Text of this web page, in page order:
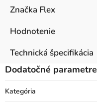
Značka Flex
Hodnotenie
Technická špecifikácia
Dodatočné parametre
Kategória